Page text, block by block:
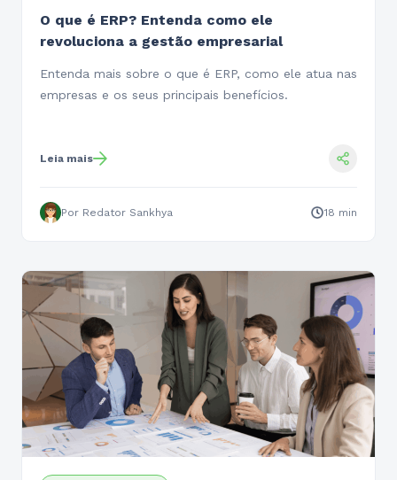
O que é ERP? Entenda como ele
revoluciona a gestão empresarial
Entenda mais sobre o que é ERP, como ele atua nas
empresas e os seus principais benefícios.
Leia mais
Por Redator Sankhya 18 min